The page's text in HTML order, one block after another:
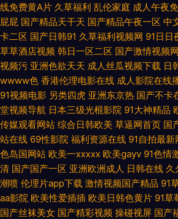
体验黄 韩国美女做爱 另类爱爱 欧美女同网站 日本
情图 伊人成人大香蕉 91啦在线 AV无码福利导航
超碰 久久综合青青草 欧美日韩中色色 日本www
电影 91密臀 爱福利秒拍广场 国产成人性爱午夜
青草网 日日夜夜网 亚洲操片免费看 91经典三级
韩国青草无码观看 久久嫩草精品久久 欧美性爱网
态制服另类 91次元黄色pc 97干在线观看 成人在
线免费黄A片 久草福利 乱伦家庭 成人午夜
屁屁 国产精品天干天 国产精品午夜一区 中
卡二区 国产日韩91 久草福利视频网 91日日
草草酒店视频 韩日一区二区 国产激情视频
视频污 亚洲色欲天天 成人丝瓜视频下载 日
wwww色 香港伦理电影在线 成人影院在线
91视频电影 另类四虎 亚洲东京热 国产不卡
堂视频导航 日本三级光棍影院 91大神精品
传媒观看网站 综合日韩欧美 草逼网首页 国
站在线 69性影院 福利资源在线 91自拍最新
色岛国网站 欧美一xxxxx 欧美gayv 91色情
清 国产国产一区 亚洲欧洲成人 日韩在线 久
潮喷 伦理片app下载 激情视频国产精品 91
aa影院 欧美性爱插插 欧美日韩色黄片 91草
国产丝袜美女 国产精彩视频 操碰视屏 国产